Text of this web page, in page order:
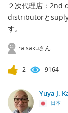
２次代理店：
distributorと
す。
ra sakuさん
2 9164
Yuya J.
日本